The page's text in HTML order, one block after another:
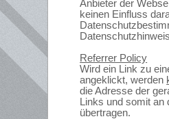
Anbieter der
keinen Einfluss
Referrer Policy
Wird ein Link zu
angeklickt, werden
die Adresse der
Links und somit
übertragen.